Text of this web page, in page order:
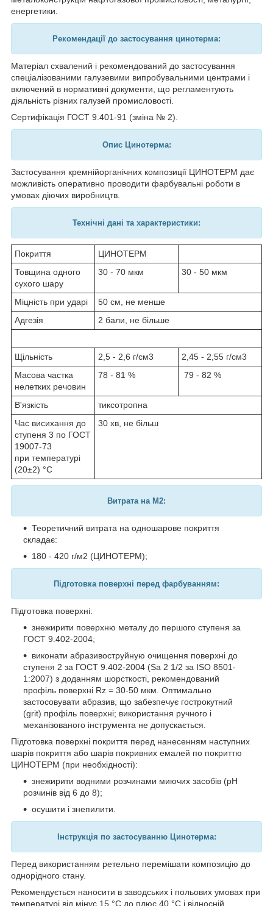
енергетики.
Рекомендації до застосування цинотерма:
Матеріал схвалений і рекомендований до застосування
спеціалізованими галузевими випробувальними центрами і
включений в нормативні документи, що регламентують
діяльність різних галузей промисловості.
Сертифікація ГОСТ 9.401-91 (зміна № 2).
Опис Цинотерма:
Застосування кремнійорганічних композиції ЦИНОТЕРМ дає
можливість оперативно проводити фарбувальні роботи в
умовах діючих виробництв.
Технічні дані та характеристики:
Покриття
ЦИНОТЕРМ
Товщина одного
сухого шару
30 - 70 мкм 30 - 50 мкм
Міцність при ударі
50 см, не менше
Адгезія
2 бали, не більше
Щільність 2,5 - 2,6 г/см3 2,45 - 2,55 г/см3
Масова частка
нелетких речовин
78 - 81 % 79 - 82 %
В'язкість
тиксотропна
Час висихання до
ступеня 3 по ГОСТ
19007-73
при температурі
(20±2) °С
30 хв, не більш
Витрата на М2:
Теоретичний витрата на одношарове покриття
складає:
180 - 420 г/м2 (ЦИНОТЕРМ);
Підготовка поверхні перед фарбуванням:
Підготовка поверхні:
знежирити поверхню металу до першого ступеня за
ГОСТ 9.402-2004;
виконати абразивоструйную очищення поверхні до
ступеня 2 за ГОСТ 9.402-2004 (Sa 2 1/2 за ІЅО 8501-
1:2007) з доданням шорсткості, рекомендований
профіль поверхні Rz = 30-50 мкм. Оптимально
застосовувати абразив, що забезпечує гострокутний
(grit) профіль поверхні; використання ручного і
механізованого інструмента не допускається.
Підготовка поверхні покриття перед нанесенням наступних
шарів покриття або шарів покривних емалей по покриттю
ЦИНОТЕРМ (при необхідності):
знежирити водними розчинами миючих засобів (pH
розчинів від 6 до 8);
осушити і знепилити.
Інструкція по застосуванню Цинотерма:
Перед використанням ретельно перемішати композицію до
однорідного стану.
Рекомендується наносити в заводських і польових умовах при
температурі від мінус 15 °С до плюс 40 °С і відносній